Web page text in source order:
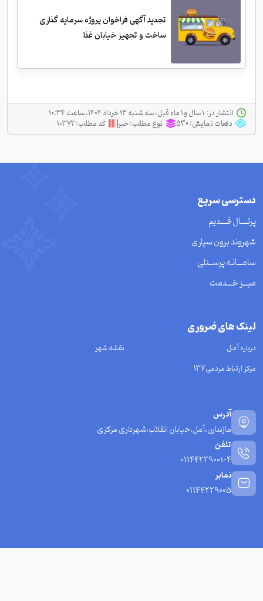
تجدید آگهی فراخوان پروژه سرمایه گذاری
ساخت و تجهیز خیابان غذا
انتشار در:
دفعات نمایش:530 نوع مطلب:خبر کد مطلب:۱۰۳۷۲
دسترسی سریع
پرتــــال قــــدیم
شهروند برون سپاری
سامـــانـه پرســنلی
میـــز خـــدمت
لینک های ضروری
درباره آمل
نقشه شهر
مرکز ارتباط مردمی137
آدرس
مازندارن،آمل،خیابان انقلاب،شهرداری مرکزی
تلفن
01144229001-4
نمابر
01144229005